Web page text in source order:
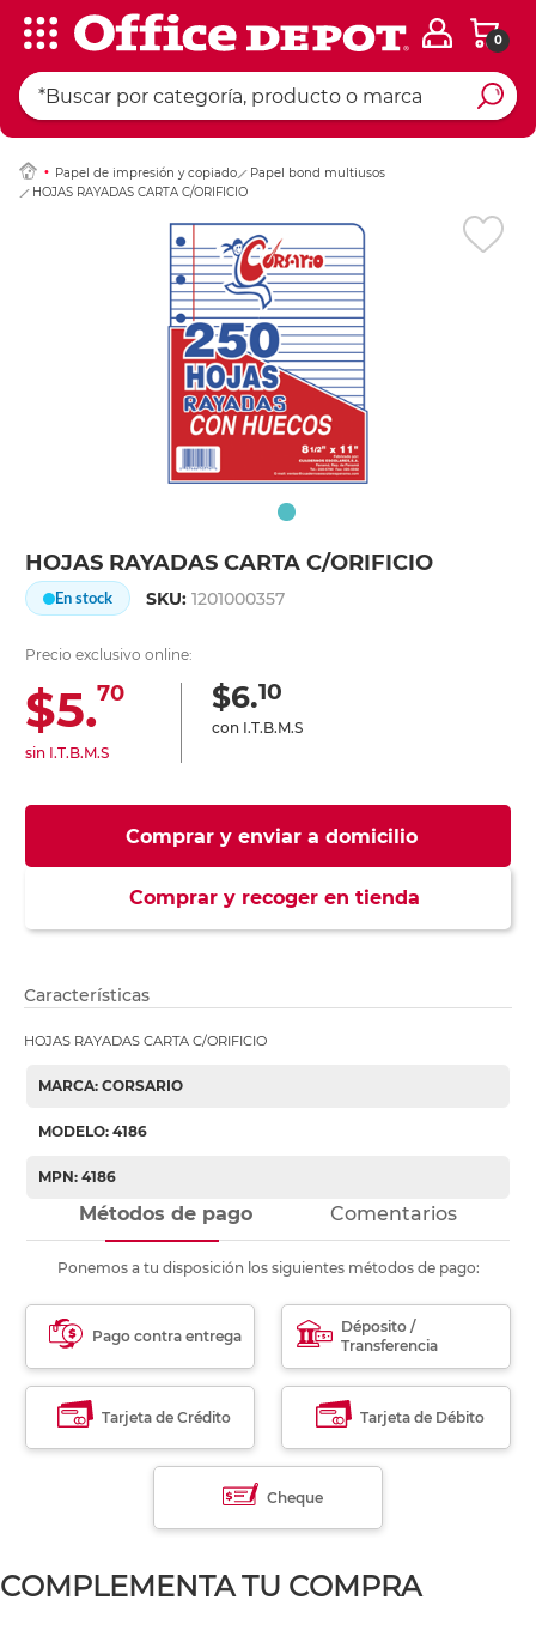
0
Papel de impresión y copiado
Papel bond multiusos
HOJAS RAYADAS CARTA C/ORIFICIO
HOJAS RAYADAS CARTA C/ORIFICIO
En stock SKU:1201000357
Precio exclusivo online:
$5.70
sin I.T.B.M.S
$6.10
con I.T.B.M.S
Comprar y enviar a domicilio
Comprar y recoger en tienda
Ingresar Codigo
Características
HOJAS RAYADAS CARTA C/ORIFICIO
MARCA: CORSARIO
MODELO: 4186
MPN: 4186
Métodos de pago Comentarios
Ponemos a tu disposición los siguientes métodos de pago:
Pago contra entrega
Déposito /
Transferencia
Tarjeta de Crédito Tarjeta de Débito
Cheque
COMPLEMENTA TU COMPRA